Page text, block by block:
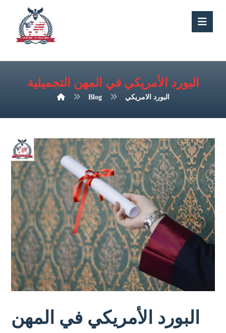
البورد الأمريكي في المهن التجميلية
Blog البورد الامريكي
البورد الأمريكي في المهن